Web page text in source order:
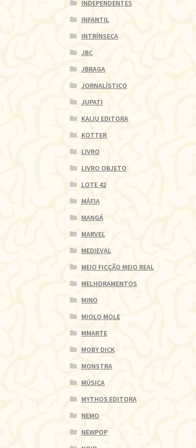
INDEPENDENTES
INFANTIL
INTRÍNSECA
JBC
JBRAGA
JORNALÍSTICO
JUPATI
KAIJU EDITORA
KOTTER
LIVRO
LIVRO OBJETO
LOTE 42
MÁFIA
MANGÁ
MARVEL
MEDIEVAL
MEIO FICÇÃO MEIO REAL
MELHORAMENTOS
MINO
MIOLO MOLE
MMARTE
MOBY DICK
MONSTRA
MÚSICA
MYTHOS EDITORA
NEMO
NEWPOP